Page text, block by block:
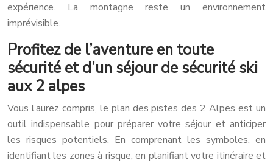
expérience. La montagne reste un environnement
imprévisible.
Profitez de l’aventure en toute
sécurité et d’un séjour de sécurité ski
aux 2 alpes
Vous l’aurez compris, le plan des pistes des 2 Alpes est un
outil indispensable pour préparer votre séjour et anticiper
les risques potentiels. En comprenant les symboles, en
identifiant les zones à risque, en planifiant votre itinéraire et